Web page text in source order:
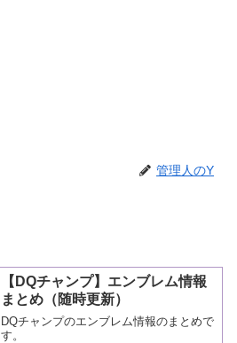
管理人のY
【DQチャンプ】エンブレム情報
まとめ（随時更新）
DQチャンプのエンブレム情報のまとめで
す。